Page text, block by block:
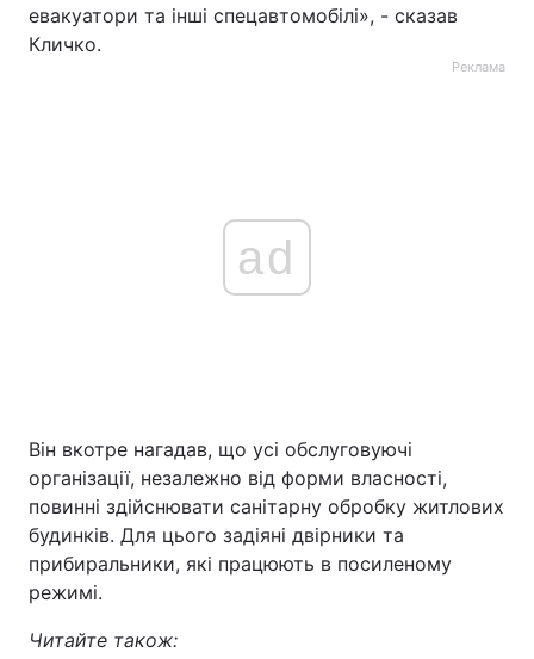
евакуатори та інші спецавтомобілі», - сказав
Кличко.
Реклама
ad
Він вкотре нагадав, що усі обслуговуючі
організації, незалежно від форми власності,
повинні здійснювати санітарну обробку житлових
будинків. Для цього задіяні двірники та
прибиральники, які працюють в посиленому
режимі.
Читайте також: